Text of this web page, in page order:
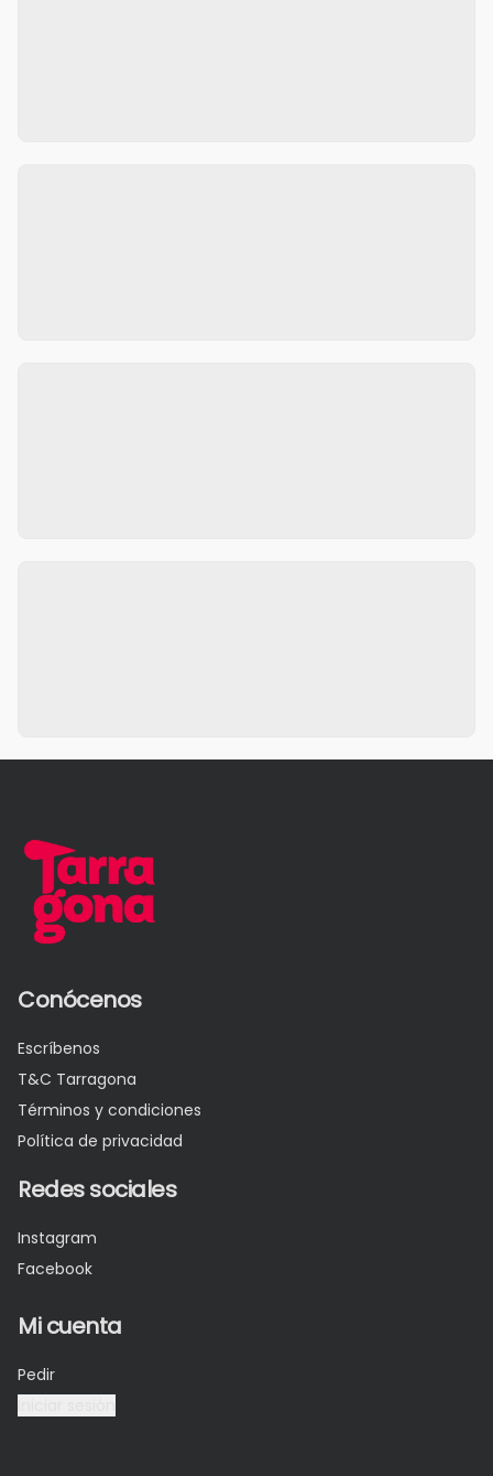
Conócenos
Escríbenos
T&C Tarragona
Términos y condiciones
Política de privacidad
Redes sociales
Instagram
Facebook
Mi cuenta
Pedir